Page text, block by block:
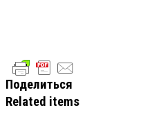
Поделиться
Related items